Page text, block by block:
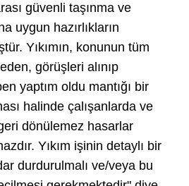
güvenli taşınma ve
uygun hazırlıkların
Yıkımın, konunun tüm
görüşleri alınıp
yaptım oldu mantığı bir
halinde çalışanlarda ve
dönülemez hasarlar
Yıkım işinin detaylı bir
durdurulmalı ve/veya bu